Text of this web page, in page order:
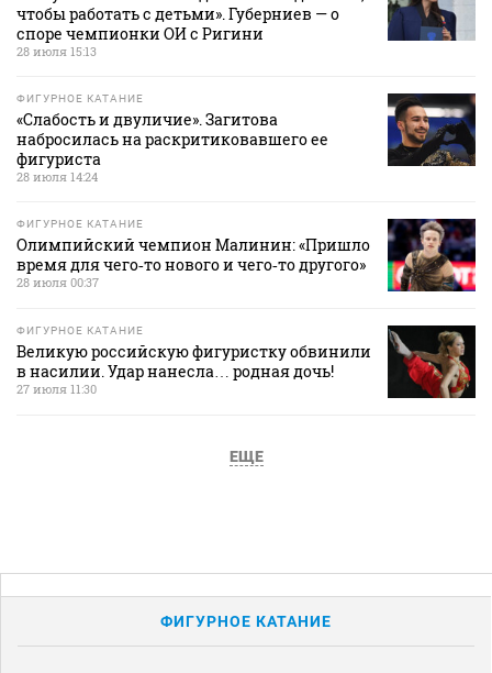
чтобы работать с детьми». Губерниев — о
споре чемпионки ОИ с Ригини
28 июля 15:13
ФИГУРНОЕ КАТАНИЕ
«Слабость и двуличие». Загитова
набросилась на раскритиковавшего ее
фигуриста
28 июля 14:24
ФИГУРНОЕ КАТАНИЕ
Олимпийский чемпион Малинин: «Пришло
время для чего‑то нового и чего‑то другого»
28 июля 00:37
ФИГУРНОЕ КАТАНИЕ
Великую российскую фигуристку обвинили
в насилии. Удар нанесла… родная дочь!
27 июля 11:30
ЕЩЕ
ФИГУРНОЕ КАТАНИЕ